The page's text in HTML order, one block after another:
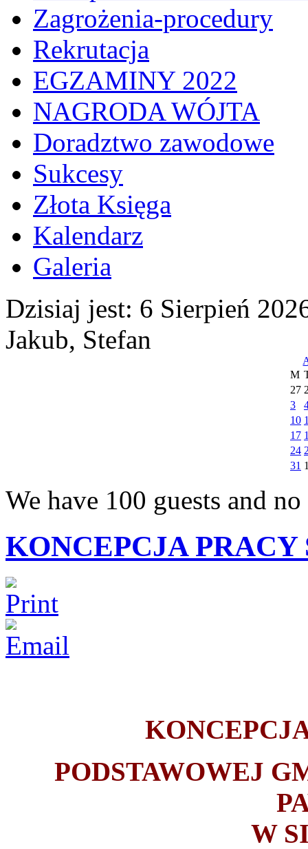
Zagrożenia-procedury
Rekrutacja
EGZAMINY 2022
NAGRODA WÓJTA
Doradztwo zawodowe
Sukcesy
Złota Księga
Kalendarz
Galeria
Dzisiaj jest: 6 Sierpień
Jakub, Stefan
M
27
3
10
17
24
31
We have 100 guests and
KONCEPCJA
PODSTAWOWEJ
W